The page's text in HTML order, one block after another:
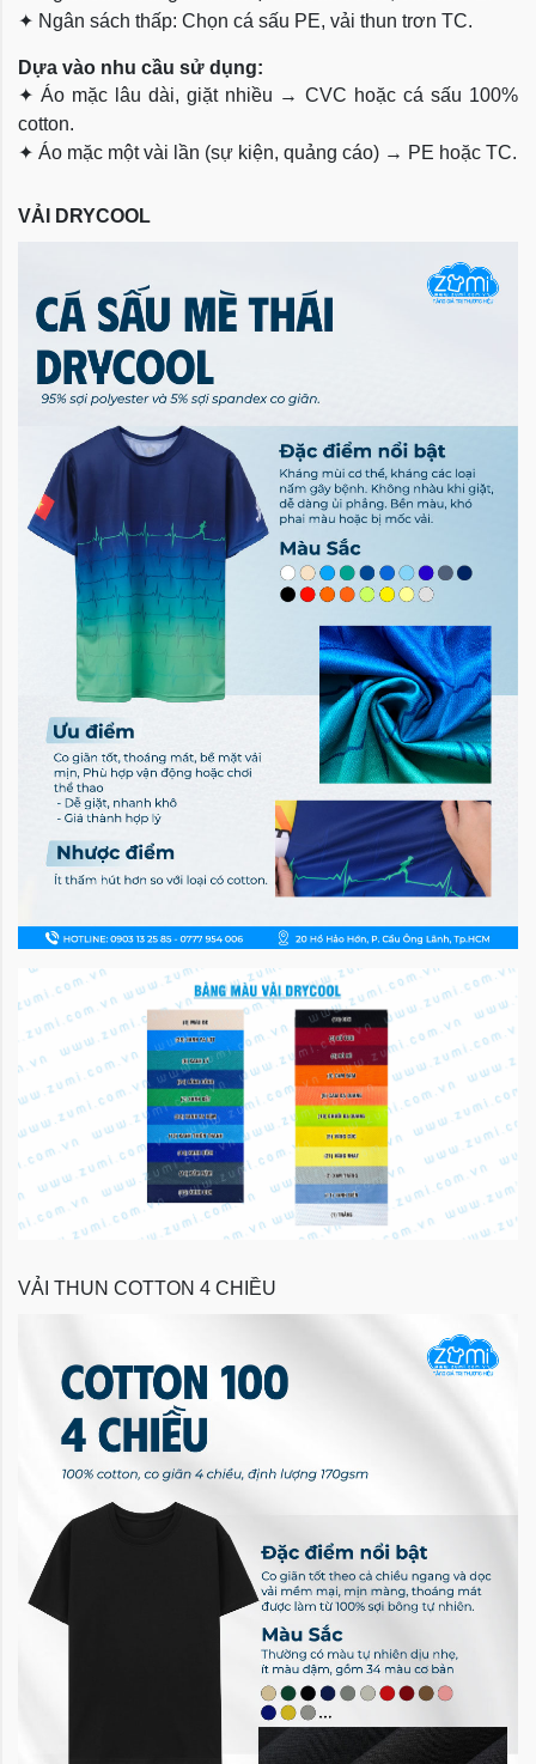
✦ Ngân sách thấp: Chọn cá sấu PE, vải thun trơn TC.
Dựa vào nhu cầu sử dụng:
✦ Áo mặc lâu dài, giặt nhiều → CVC hoặc cá sấu 100%
cotton.
✦ Áo mặc một vài lần (sự kiện, quảng cáo) → PE hoặc TC.
VẢI DRYCOOL
VẢI THUN COTTON 4 CHIỀU